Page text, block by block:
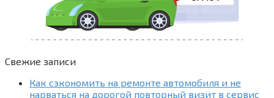
Свежие записи
Как сэкономить на ремонте автомобиля и не
нарваться на дорогой повторный визит в сервис